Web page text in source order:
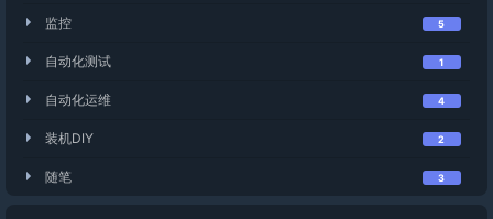
监控 5
自动化测试 1
自动化运维 4
装机DIY 2
随笔 3